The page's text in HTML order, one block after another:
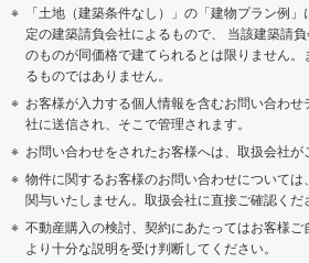
「土地（建築条件なし）」の「建物プラン例
定の建築請負会社によるもので、 当該建築請
のものが同価格で建てられるとは限りません
るものではありません。
お客様が入力する個人情報を含むお問い合わ
社に送信され、そこで管理されます。
お問い合わせをされたお客様へは、取扱会社が
物件に関するお客様のお問い合わせについて
関与いたしません。取扱会社に直接ご確認くだ
不動産購入の検討、契約にあたってはお客様
より十分な説明を受け判断してください。